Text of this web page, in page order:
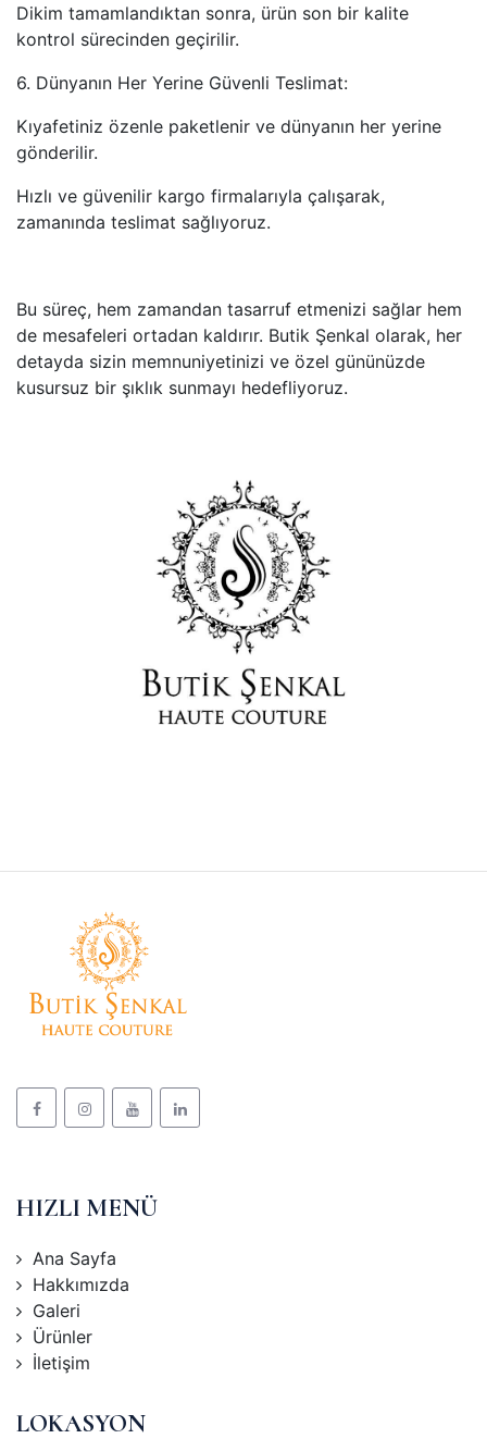
Dikim tamamlandıktan sonra, ürün son bir kalite
kontrol sürecinden geçirilir.
6. Dünyanın Her Yerine Güvenli Teslimat:
Kıyafetiniz özenle paketlenir ve dünyanın her yerine
gönderilir.
Hızlı ve güvenilir kargo firmalarıyla çalışarak,
zamanında teslimat sağlıyoruz.
Bu süreç, hem zamandan tasarruf etmenizi sağlar hem
de mesafeleri ortadan kaldırır. Butik Şenkal olarak, her
detayda sizin memnuniyetinizi ve özel gününüzde
kusursuz bir şıklık sunmayı hedefliyoruz.
HIZLI MENÜ
Ana Sayfa
Hakkımızda
Galeri
Ürünler
İletişim
LOKASYON